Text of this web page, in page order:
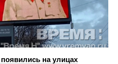
на улицах